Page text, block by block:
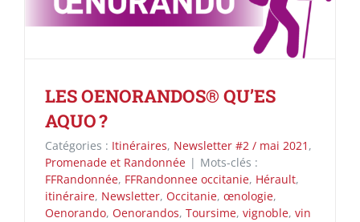
LES OENORANDOS® QU’ES
AQUO ?
Catégories : Itinéraires, Newsletter #2 / mai 2021 ,
Promenade et Randonnée | Mots-clés :
FFRandonnée, FFRandonnee occitanie, Hérault,
itinéraire, Newsletter, Occitanie, œnologie,
Oenorando, Oenorandos, Toursime, vignoble, vin